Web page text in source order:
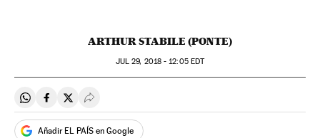
ARTHUR STABILE (PONTE)
JUL 29, 2018 - 12:05EDT
Compartir en Whatsapp
Compartir en Facebook
Compartir en Twitter
Desplegar Redes Sociales
Añadir EL PAÍS en Google